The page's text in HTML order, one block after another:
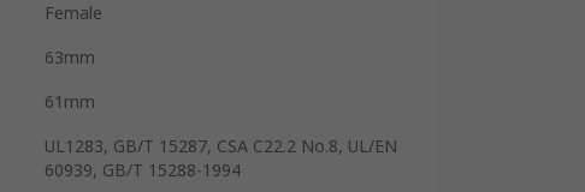
Female
63mm
61mm
UL1283, GB/T 15287, CSA C22.2 No.8, UL/EN
60939, GB/T 15288-1994